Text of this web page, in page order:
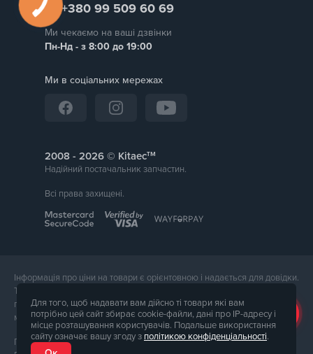
+380 99 509 60 69
Ми чекаємо на ваші дзвінки
Пн-Нд - з 8:00 до 19:00
Ми в соціальних мережах
2008 - © Kitaecтм
Надійний постачальник запчастин.
Всі права захищені.
Інформація про ціни на товари є орієнтовною і надається для довідки.
Точна вартість товару буде названа менеджером магазину при
підтвердження замовлення. Зовнішній вигляд і комплектація товару
може відрізнятися від його фотографії.
Послуги надає ФОП Тюпа Петро Павлович, ІПН 2770105454.
Для того, щоб надавати вам дійсно ті товари які вам
потрібно цей сайт збирає cookie-файли, дані про IP-адресу і
місце розташування користувачів. Подальше використання
сайту означає вашу згоду з політикою конфіденціальності.